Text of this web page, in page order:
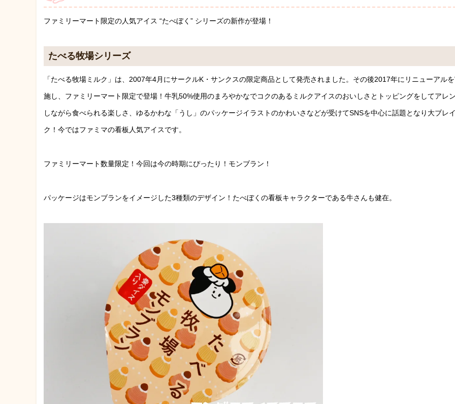
ファミリーマート限定の人気アイス “たべぼく” シリーズの新作が登場！
たべる牧場シリーズ
「たべる牧場ミルク」は、2007年4月にサークルK・サンクスの限定商品として発売されました。その後2017年にリニューアル
施し、ファミリーマート限定で登場！牛乳50%使用のまろやかなでコクのあるミルクアイスのおいしさとトッピングをしてアレ
しながら食べられる楽しさ、ゆるかわな「うし」のパッケージイラストのかわいさなどが受けてSNSを中心に話題となり大ブレ
ク！今ではファミマの看板人気アイスです。
ファミリーマート数量限定！今回は今の時期にぴったり！モンブラン！
パッケージはモンブランをイメージした3種類のデザイン！たべぼくの看板キャラクターである牛さんも健在。